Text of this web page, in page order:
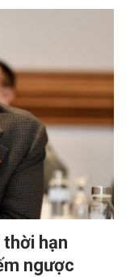
thời hạn
ngược